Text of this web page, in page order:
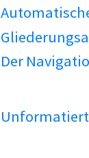
Der